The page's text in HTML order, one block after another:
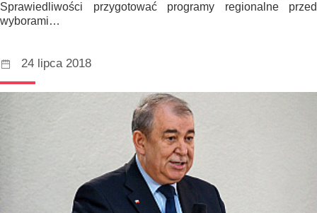
Sprawiedliwości przygotować programy regionalne przed
wyborami…
24 lipca 2018